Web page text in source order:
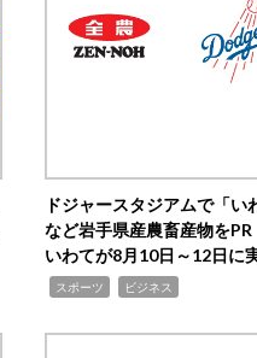
ドジャースタジアムで「い
など岩手県産農畜産物を
いわてが8月10日～12日に
スポーツ ビジネス